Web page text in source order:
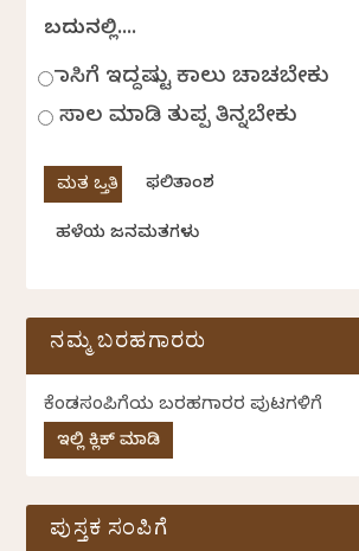
ಬದುಕಿನಲ್ಲಿ....
ಹಾಸಿಗೆ ಇದ್ದಷ್ಟು ಕಾಲು ಚಾಚಬೇಕು
ಸಾಲ ಮಾಡಿ ತುಪ್ಪ ತಿನ್ನಬೇಕು
ಫಲಿತಾಂಶ
ಹಳೆಯ ಜನಮತಗಳು
ನಮ್ಮ ಬರಹಗಾರರು
ಕೆಂಡಸಂಪಿಗೆಯ ಬರಹಗಾರರ ಪುಟಗಳಿಗೆ
ಇಲ್ಲಿ ಕ್ಲಿಕ್ ಮಾಡಿ
ಪುಸ್ತಕ ಸಂಪಿಗೆ